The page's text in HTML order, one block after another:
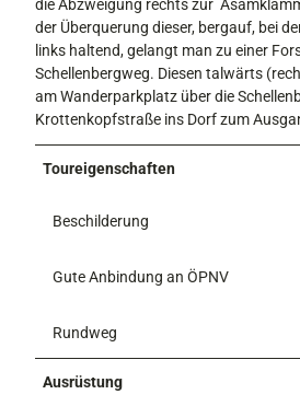
die Abzweigung rechts zur
der Überquerung dieser, bergauf, bei
links haltend, gelangt man zu einer
Schellenbergweg. Diesen talwärts
am Wanderparkplatz über die
Krottenkopfstraße ins Dorf zum
Toureigenschaften
Beschilderung
Gute Anbindung an ÖPNV
Rundweg
Ausrüstung